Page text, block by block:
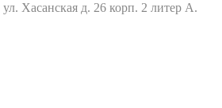
Хасанская д. 26 корп. 2 литер А.